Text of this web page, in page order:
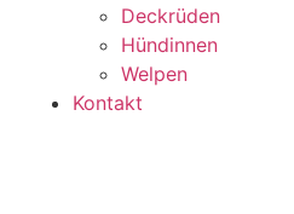
Deckrüden
Hündinnen
Welpen
Kontakt